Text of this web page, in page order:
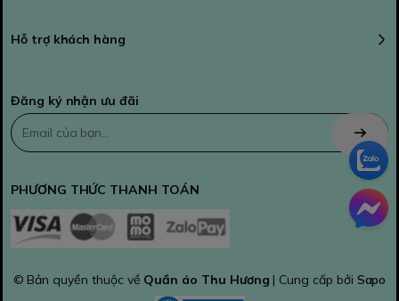
Hỗ trợ khách hàng
Đăng ký nhận ưu đãi
PHƯƠNG THỨC THANH TOÁN
© Bản quyền thuộc về Quần áo Thu Hương | Cung cấp bởi Sapo